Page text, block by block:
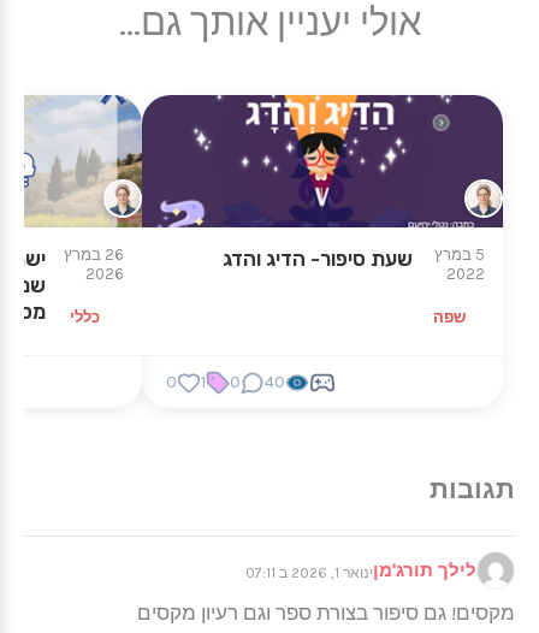
אולי יעניין אותך גם...
5 במרץ
2022
שפה
שעת סיפור- הדיג והדג
40
0
1
0
26 במרץ
2026
כללי
לילך תורג'מןינואר 1, 2026 ב 07:11
מקסים! גם סיפור בצורת ספר וגם רעיון מקסים